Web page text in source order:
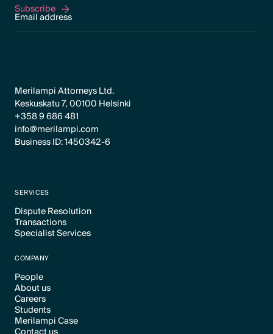
Subscribe
Subscribe
Merilampi Attorneys Ltd.
Keskuskatu 7, 00100 Helsinki
+358 9 686 481
info@merilampi.com
Business ID: 1450342-6
SERVICES
Dispute Resolution
Text Link
Transactions
Text Link
Specialist Services
COMPANY
People
Text Link
About us
Text Link
Careers
Text Link
Students
Text Link
Merilampi Case